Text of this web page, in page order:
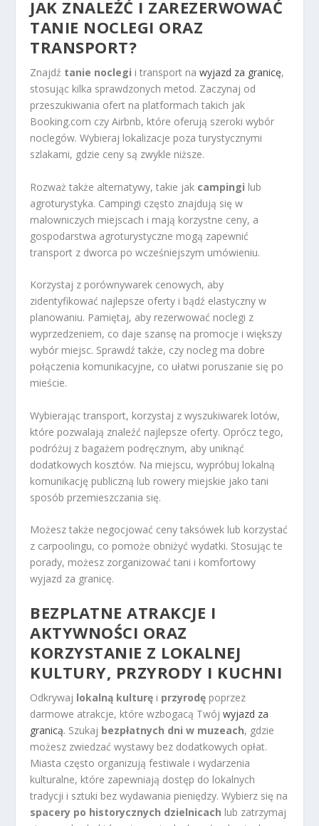
JAK ZNALEŹĆ I ZAREZERWOWAĆ
TANIE NOCLEGI ORAZ
TRANSPORT?
Znajdź tanie noclegi i transport nawyjazd za granicę,
stosując kilka sprawdzonych metod. Zaczynaj od
przeszukiwania ofert na platformach takich jak
Booking.com czy Airbnb, które oferują szeroki wybór
noclegów. Wybieraj lokalizacje poza turystycznymi
szlakami, gdzie ceny są zwykle niższe.
Rozważ także alternatywy, takie jak campingi lub
agroturystyka. Campingi często znajdują się w
malowniczych miejscach i mają korzystne ceny, a
gospodarstwa agroturystyczne mogą zapewnić
transport z dworca po wcześniejszym umówieniu.
Korzystaj z porównywarek cenowych, aby
zidentyfikować najlepsze oferty i bądź elastyczny w
planowaniu. Pamiętaj, aby rezerwować noclegi z
wyprzedzeniem, co daje szansę na promocje i większy
wybór miejsc. Sprawdź także, czy nocleg ma dobre
połączenia komunikacyjne, co ułatwi poruszanie się po
mieście.
Wybierając transport, korzystaj z wyszukiwarek lotów,
które pozwalają znaleźć najlepsze oferty. Oprócz tego,
podróżuj z bagażem podręcznym, aby uniknąć
dodatkowych kosztów. Na miejscu, wypróbuj lokalną
komunikację publiczną lub rowery miejskie jako tani
sposób przemieszczania się.
Możesz także negocjować ceny taksówek lub korzystać
z carpoolingu, co pomoże obniżyć wydatki. Stosując te
porady, możesz zorganizować tani i komfortowy
wyjazd za granicę.
BEZPLATNE ATRAKCJE I
AKTYWNOŚCI ORAZ
KORZYSTANIE Z LOKALNEJ
KULTURY, PRZYRODY I KUCHNI
Odkrywaj lokalną kulturę i przyrodę poprzez
darmowe atrakcje, które wzbogacą Twójwyjazd za
granicą. Szukaj bezpłatnych dni w muzeach, gdzie
możesz zwiedzać wystawy bez dodatkowych opłat.
Miasta często organizują festiwale i wydarzenia
kulturalne, które zapewniają dostęp do lokalnych
tradycji i sztuki bez wydawania pieniędzy. Wybierz się na
spacery po historycznych dzielnicach lub zatrzymaj